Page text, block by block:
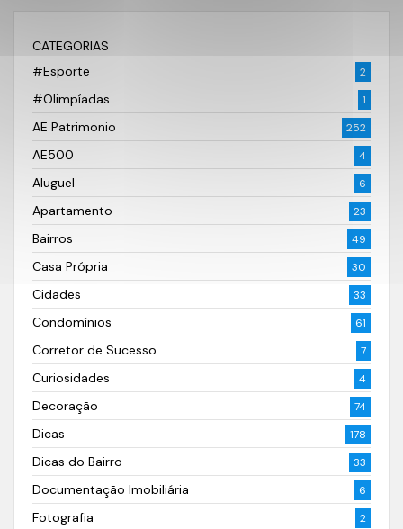
CATEGORIAS
#Esporte
2
#Olimpíadas 1
AE Patrimonio 252
AE500 4
Aluguel 6
Apartamento 23
Bairros 49
Casa Própria 30
Cidades 33
Condomínios 61
Corretor de Sucesso 7
Curiosidades 4
Decoração 74
Dicas 178
Dicas do Bairro 33
Documentação Imobiliária 6
Fotografia 2